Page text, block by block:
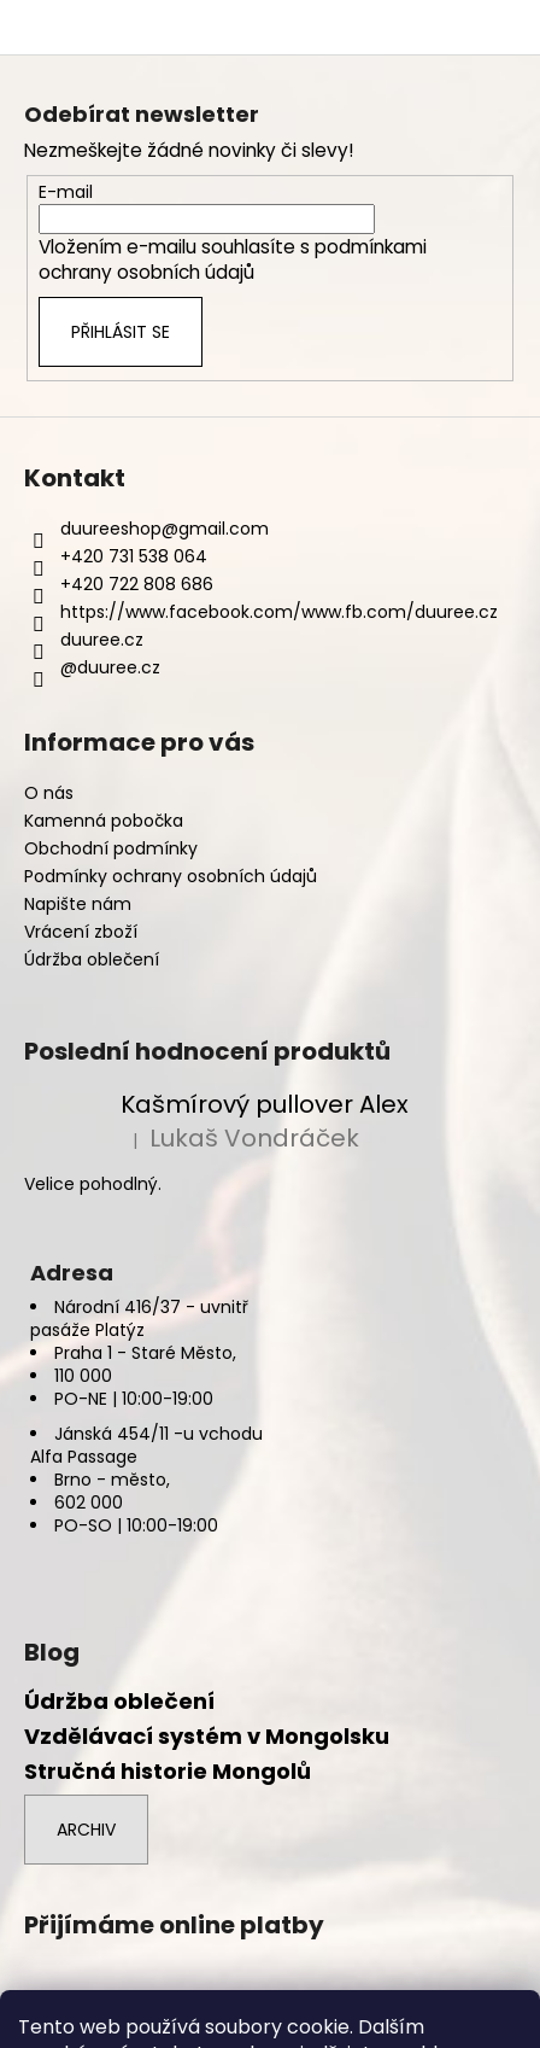
Tento web používá soubory cookie. Dalším
Z
Odebírat newsletter
Nezmeškejte žádné novinky či slevy!
E-mail
Vložením e-mailu souhlasíte s podmínkami
ochrany osobních údajů
PŘIHLÁSIT SE
Kontakt
duureeshop@gmail.com
+420 731 538 064
+420 722 808 686
https://www.facebook.com/www.fb.com/duuree.cz
duuree.cz
@duuree.cz
Informace pro vás
O nás
Kamenná pobočka
Obchodní podmínky
Podmínky ochrany osobních údajů
Napište nám
Vrácení zboží
Údržba oblečení
Poslední hodnocení produktů
Kašmírový pullover Alex
Hodnocení produktu je 5 z 5 hvězdiček.
| Lukaš Vondráček
Velice pohodlný.
Adresa
Národní 416/37 - uvnitř
pasáže Platýz
Praha 1 - Staré Město,
110 000
PO-NE | 10:00-19:00
Jánská 454/11 -u vchodu
Alfa Passage
Brno - město,
602 000
PO-SO | 10:00-19:00
Blog
Údržba oblečení
Vzdělávací systém v Mongolsku
Stručná historie Mongolů
ARCHIV
Přijímáme online platby